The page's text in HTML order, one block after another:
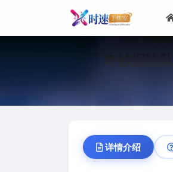
奇妙探险
详情介绍